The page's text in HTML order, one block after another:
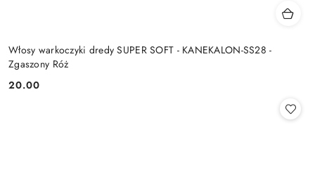
Włosy warkoczyki dredy SUPER SOFT - KANEKALON-SS28 -
Zgaszony Róż
Cena:
20.00